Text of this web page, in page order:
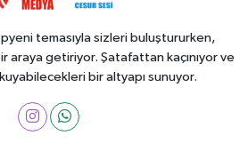
temasıyla sizleri buluştururken,
araya getiriyor. Şatafattan kaçınıyor ve
bir altyapı sunuyor.